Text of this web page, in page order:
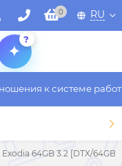
0 RU
?
к системе
64GB 3.2 [DTX/64GB]